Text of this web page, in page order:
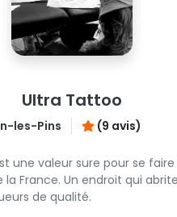
Ultra Tattoo
les-Pins (9 avis)
une valeur sure pour se
la France. Un endroit qui abrite
de qualité.